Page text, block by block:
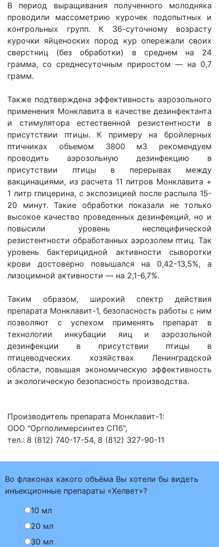
В период выращивания полученного молодняка
проводили массометрию курочек подопытных и
контрольных групп. К 36-суточному возрасту
курочки яйценоских пород кур опережали своих
сверстниц (без обработки) в среднем на 24
грамма, со среднесуточным приростом — на 0,7
грамм.
Также подтверждена эффективность аэрозольного
применения Монклавита в качестве дезинфектанта
и стимулятора естественной резистентности в
присутствии птицы. К примеру на бройлерных
птичниках объемом 3800 м3 рекомендуем
проводить аэрозольную дезинфекцию в
присутствии птицы в перерывах между
вакцинациями, из расчета 11 литров Монклавита +
1 литр глицерина, с экспозицией после распыла 15-
20 минут. Такие обработки показали не только
высокое качество проведенных дезинфекций, но и
повысили уровень неспецифической
резистентности обработанных аэрозолем птиц. Так
уровень бактерицидной активности сыворотки
крови достоверно повышался на 0,42-13,5%, а
лизоцимной активности — на 2,1-6,7%.
Таким образом, широкий спектр действия
препарата Монклавит-1, безопасность работы с ним
позволяют с успехом применять препарат в
технологии инкубации яиц и аэрозольной
дезинфекции в присутствии птицы в
птицеводческих хозяйствах Ленинградской
области, повышая экономическую эффективность
и экологическую безопасность производства.
Производитель препарата Монклавит-1:
ООО "Оргполимерсинтез СПб",
тел.: 8 (812) 740-17-54, 8 (812) 327-90-11
Во флаконах какого объёма Вы хотели бы видеть
инъекционные препараты «Хелвет»?
10 мл
20 мл
30 мл